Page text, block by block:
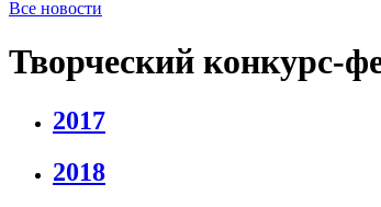
Все новости
Творческий конкурс-
2017
2018